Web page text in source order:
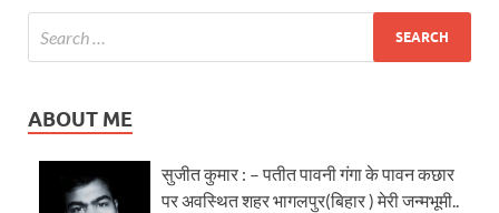
ABOUT ME
सुजीत कुमार : – पतीत पावनी गंगा के पावन कछार
पर अवस्थित शहर भागलपुर(बिहार ) मेरी जन्मभूमी..